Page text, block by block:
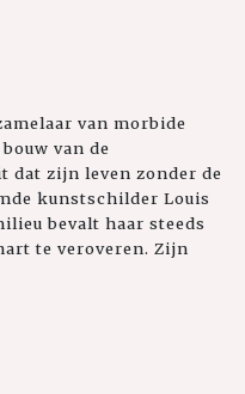
van morbide
van de
dat zijn leven zonder de
kunstschilder Louis
bevalt haar steeds
te veroveren. Zijn